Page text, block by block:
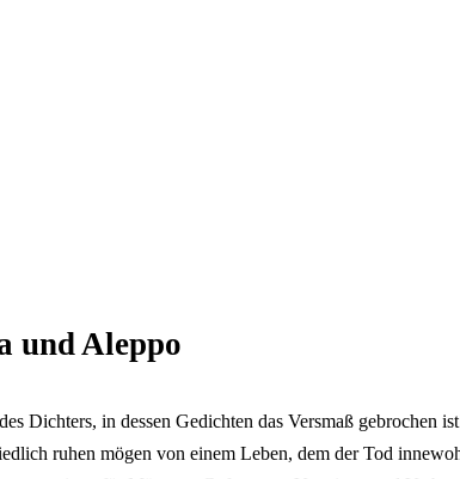
und Aleppo
Dichters, in dessen Gedichten das Versmaß
ruhen mögen von einem Leben, dem der Tod